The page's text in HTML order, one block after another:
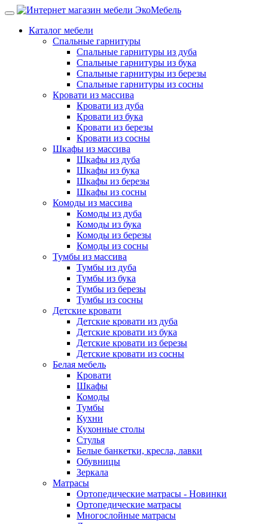
Каталог мебели
Спальные гарнитуры
Спальные гарнитуры из дуба
Спальные гарнитуры из бука
Спальные гарнитуры из березы
Спальные гарнитуры из сосны
Кровати из массива
Кровати из дуба
Кровати из бука
Кровати из березы
Кровати из сосны
Шкафы из массива
Шкафы из дуба
Шкафы из бука
Шкафы из березы
Шкафы из сосны
Комоды из массива
Комоды из дуба
Комоды из бука
Комоды из березы
Комоды из сосны
Тумбы из массива
Тумбы из дуба
Тумбы из бука
Тумбы из березы
Тумбы из сосны
Детские кровати
Детские кровати из дуба
Детские кровати из бука
Детские кровати из березы
Детские кровати из сосны
Белая мебель
Кровати
Шкафы
Комоды
Тумбы
Кухни
Кухонные столы
Стулья
Белые банкетки, кресла, лавки
Обувницы
Зеркала
Матрасы
Ортопедические матрасы - Новинки
Ортопедические матрасы
Многослойные матрасы